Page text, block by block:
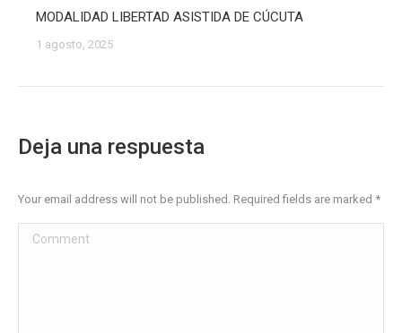
MODALIDAD LIBERTAD ASISTIDA DE CÚCUTA
1 agosto, 2025
Deja una respuesta
Your email address will not be published. Required fields are marked *
Comment